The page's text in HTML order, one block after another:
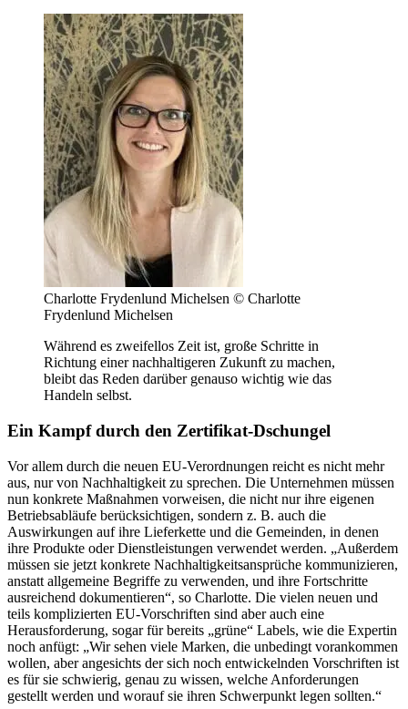
Charlotte Frydenlund Michelsen © Charlotte
Frydenlund Michelsen
Während es zweifellos Zeit ist, große Schritte in
Richtung einer nachhaltigeren Zukunft zu machen,
bleibt das Reden darüber genauso wichtig wie das
Handeln selbst.
Ein Kampf durch den Zertifikat-Dschungel
Vor allem durch die neuen EU-Verordnungen reicht es nicht mehr
aus, nur von Nachhaltigkeit zu sprechen. Die Unternehmen müssen
nun konkrete Maßnahmen vorweisen, die nicht nur ihre eigenen
Betriebsabläufe berücksichtigen, sondern z. B. auch die
Auswirkungen auf ihre Lieferkette und die Gemeinden, in denen
ihre Produkte oder Dienstleistungen verwendet werden. „Außerdem
müssen sie jetzt konkrete Nachhaltigkeitsansprüche kommunizieren,
anstatt allgemeine Begriffe zu verwenden, und ihre Fortschritte
ausreichend dokumentieren“, so Charlotte. Die vielen neuen und
teils komplizierten EU-Vorschriften sind aber auch eine
Herausforderung, sogar für bereits „grüne“ Labels, wie die Expertin
noch anfügt: „Wir sehen viele Marken, die unbedingt vorankommen
wollen, aber angesichts der sich noch entwickelnden Vorschriften ist
es für sie schwierig, genau zu wissen, welche Anforderungen
gestellt werden und worauf sie ihren Schwerpunkt legen sollten.“